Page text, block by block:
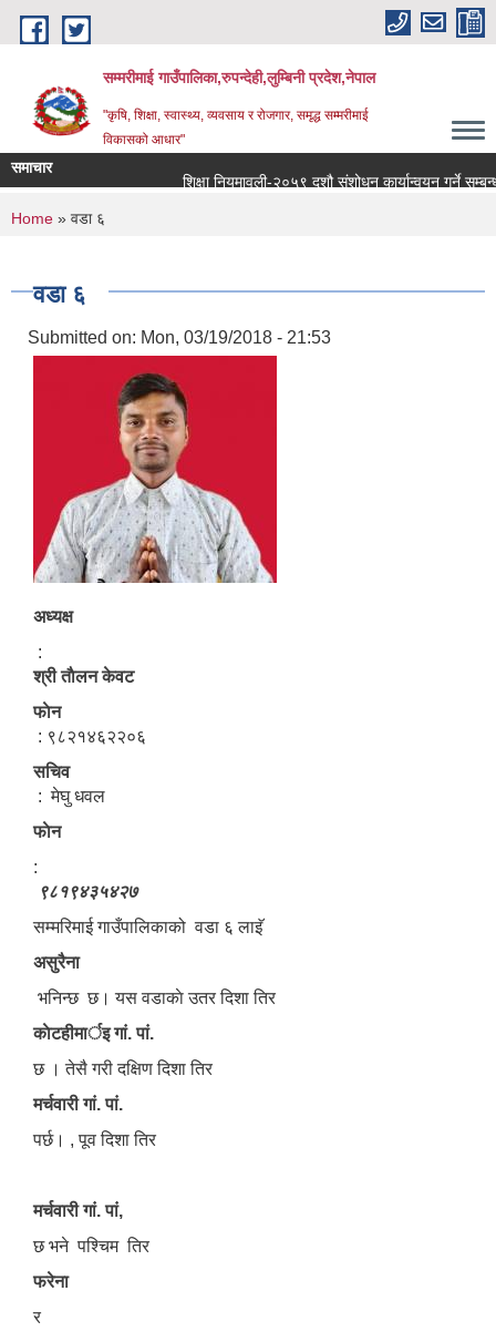
Skip to main content
सम्मरीमाई गाउँपालिका,रुपन्देही,लुम्बिनी प्रदेश,नेपाल
"कृषि, शिक्षा, स्वास्थ्य, व्यवसाय र रोजगार, समृद्ध सम्मरीमाई
विकासको आधार"
समाचार
शिक्षा नियमावली-२०५९ दशौ संशोधन कार्यान्वयन गर्ने सम्बन्धमा
You are here
Home » वडा ६
वडा ६
Submitted on: Mon, 03/19/2018 - 21:53
अध्यक्ष
:
श्री ताैलन केवट
फाेन
: ९८२१४६२२०६
सचिव
: मेघु धवल
फाेन
:
९८१९४३५४२७
सम्मरिमाई गाउँपालिकाको वडा ६ लाइॅ
असुरैना
भनिन्छ छ। यस वडाकाे उतर दिशा तिर​
काेटहीमार्इ गां. पां.
छ । तेसै गरी दक्षिण दिशा तिर
मर्चवारी गां. पां.
पर्छ। , पूव दिशा तिर
मर्चवारी गां. पां,
छ भने पश्चिम तिर
फरेना
र